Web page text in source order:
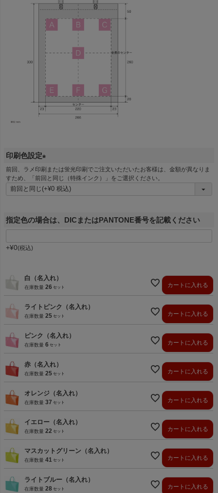
印刷色設定
(
必
須
前回、ラメ印刷または蛍光印刷でご注文いただいたお客様は、金額が異なりま
すため、「前回と同じ（特殊インク）」をご選択ください。
指定色の場合は、DICまたはPANTONE番号を記載ください
+¥0 税込
白（名入れ）
在庫数量 26 カートに入れる
ライトピンク（名入れ）
在庫数量 25 カートに入れる
ピンク（名入れ）
在庫数量 6 カートに入れる
赤（名入れ）
在庫数量 25 カートに入れる
オレンジ（名入れ）
在庫数量 37 カートに入れる
イエロー（名入れ）
在庫数量 22 カートに入れる
マスカットグリーン（名入れ）
在庫数量 41 カートに入れる
ライトブルー（名入れ）
在庫数量 28 カートに入れる